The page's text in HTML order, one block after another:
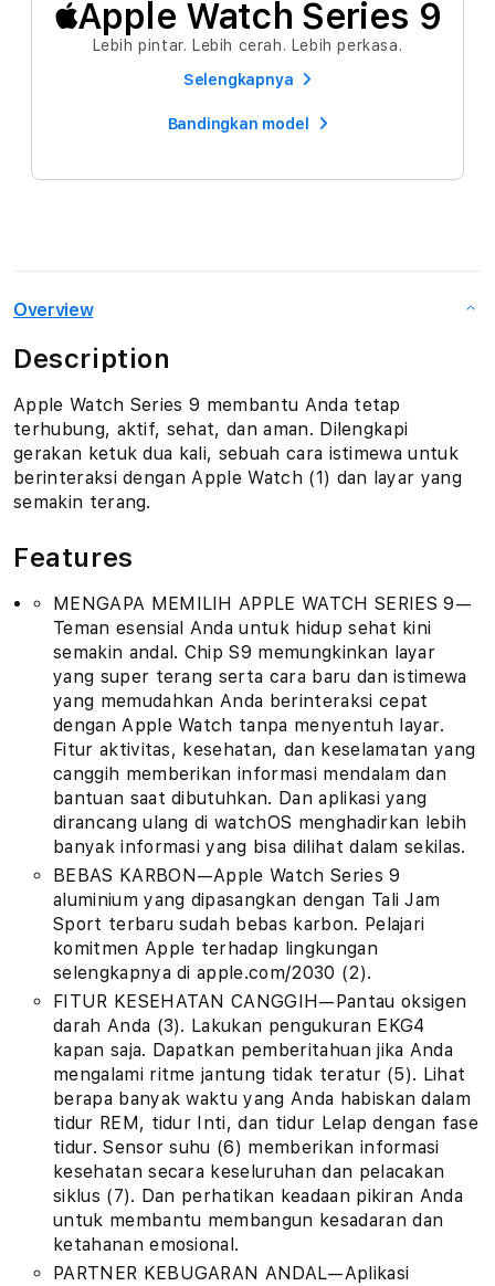
Apple Watch Series 9
Lebih pintar. Lebih cerah. Lebih perkasa.
Selengkapnya
Bandingkan model
Overview
Description
Apple Watch Series 9 membantu Anda tetap
terhubung, aktif, sehat, dan aman. Dilengkapi
gerakan ketuk dua kali, sebuah cara istimewa untuk
berinteraksi dengan Apple Watch (1) dan layar yang
semakin terang.
Features
MENGAPA MEMILIH APPLE WATCH SERIES 9—
Teman esensial Anda untuk hidup sehat kini
semakin andal. Chip S9 memungkinkan layar
yang super terang serta cara baru dan istimewa
yang memudahkan Anda berinteraksi cepat
dengan Apple Watch tanpa menyentuh layar.
Fitur aktivitas, kesehatan, dan keselamatan yang
canggih memberikan informasi mendalam dan
bantuan saat dibutuhkan. Dan aplikasi yang
dirancang ulang di watchOS menghadirkan lebih
banyak informasi yang bisa dilihat dalam sekilas.
BEBAS KARBON—Apple Watch Series 9
aluminium yang dipasangkan dengan Tali Jam
Sport terbaru sudah bebas karbon. Pelajari
komitmen Apple terhadap lingkungan
selengkapnya di apple.com/2030 (2).
FITUR KESEHATAN CANGGIH—Pantau oksigen
darah Anda (3). Lakukan pengukuran EKG4
kapan saja. Dapatkan pemberitahuan jika Anda
mengalami ritme jantung tidak teratur (5). Lihat
berapa banyak waktu yang Anda habiskan dalam
tidur REM, tidur Inti, dan tidur Lelap dengan fase
tidur. Sensor suhu (6) memberikan informasi
kesehatan secara keseluruhan dan pelacakan
siklus (7). Dan perhatikan keadaan pikiran Anda
untuk membantu membangun kesadaran dan
ketahanan emosional.
PARTNER KEBUGARAN ANDAL—Aplikasi